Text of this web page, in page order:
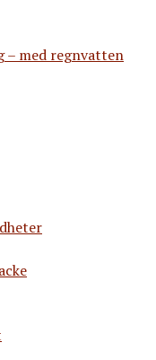
med regnvatten